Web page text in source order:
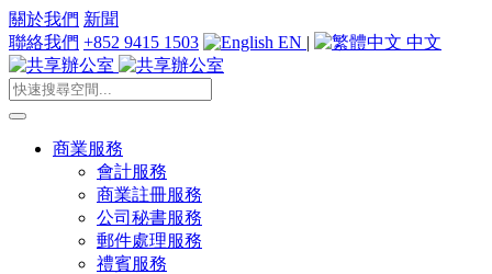
關於我們 新聞
聯絡我們 +852 9415 1503 EN | 中文
商業服務
會計服務
商業註冊服務
公司秘書服務
郵件處理服務
禮賓服務